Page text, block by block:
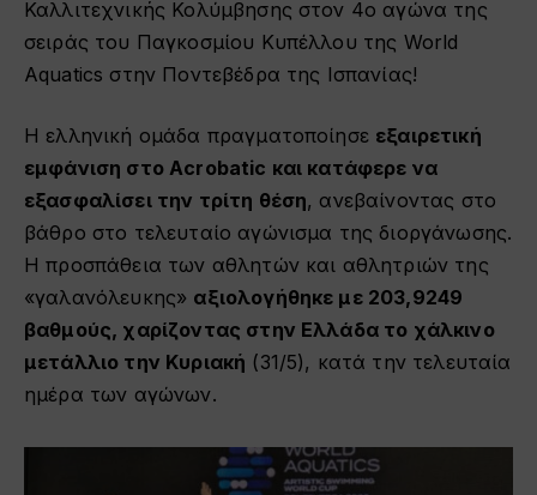
Καλλιτεχνικής Κολύμβησης στον 4ο αγώνα της
σειράς του Παγκοσμίου Κυπέλλου της World
Aquatics στην Ποντεβέδρα της Ισπανίας!
Η ελληνική ομάδα πραγματοποίησε εξαιρετική
εμφάνιση στο Acrobatic και κατάφερε να
εξασφαλίσει την τρίτη θέση, ανεβαίνοντας στο
βάθρο στο τελευταίο αγώνισμα της διοργάνωσης.
Η προσπάθεια των αθλητών και αθλητριών της
«γαλανόλευκης» αξιολογήθηκε με 203,9249
βαθμούς, χαρίζοντας στην Ελλάδα το χάλκινο
μετάλλιο την Κυριακή (31/5), κατά την τελευταία
ημέρα των αγώνων.